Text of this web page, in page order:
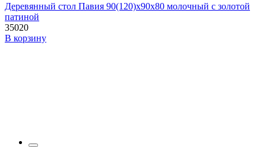
Деревянный стол Павия 90(120)х90х80 молочный с золотой
патиной
35020
В корзину